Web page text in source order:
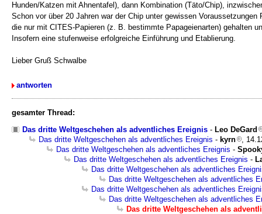
Hunden/Katzen mit Ahnentafel), dann Kombination (Täto/Chip),
Schon vor über 20 Jahren war der Chip unter gewissen
die nur mit CITES-Papieren (z. B. bestimmte Papageienarten) gehalten
Insofern eine stufenweise erfolgreiche Einführung und Etablierung.
Lieber Gruß Schwalbe
antworten
gesamter Thread:
Das dritte Weltgeschehen als adventliches Ereignis - Leo DeGard
Das dritte Weltgeschehen als adventliches Ereignis - kyrn
,
Das dritte Weltgeschehen als adventliches Ereignis -
Das dritte Weltgeschehen als adventliches Ereignis -
Das dritte Weltgeschehen als adventliches
Das dritte Weltgeschehen als adventliches
Das dritte Weltgeschehen als adventliches
Das dritte Weltgeschehen als adventliches
Das dritte Weltgeschehen als